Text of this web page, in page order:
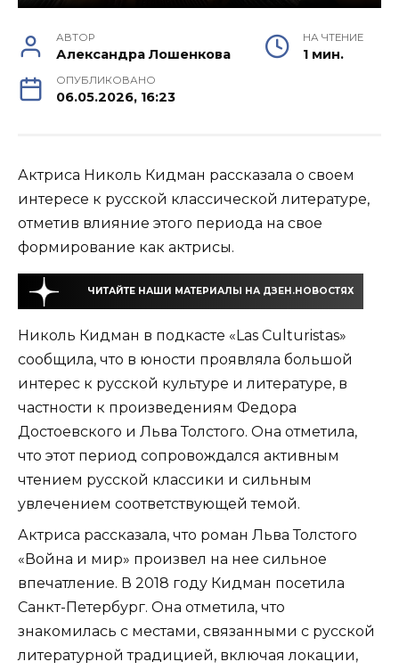
АВТОР
Александра Лошенкова
НА ЧТЕНИЕ
1 мин.
ОПУБЛИКОВАНО
06.05.2026, 16:23
Актриса Николь Кидман рассказала о своем
интересе к русской классической литературе,
отметив влияние этого периода на свое
формирование как актрисы.
ЧИТАЙТЕ НАШИ МАТЕРИАЛЫ НА ДЗЕН.НОВОСТЯХ
Николь Кидман в подкасте «Las Culturistas»
сообщила, что в юности проявляла большой
интерес к русской культуре и литературе, в
частности к произведениям Федора
Достоевского и Льва Толстого. Она отметила,
что этот период сопровождался активным
чтением русской классики и сильным
увлечением соответствующей темой.
Актриса рассказала, что роман Льва Толстого
«Война и мир» произвел на нее сильное
впечатление. В 2018 году Кидман посетила
Санкт-Петербург. Она отметила, что
знакомилась с местами, связанными с русской
литературной традицией, включая локации,